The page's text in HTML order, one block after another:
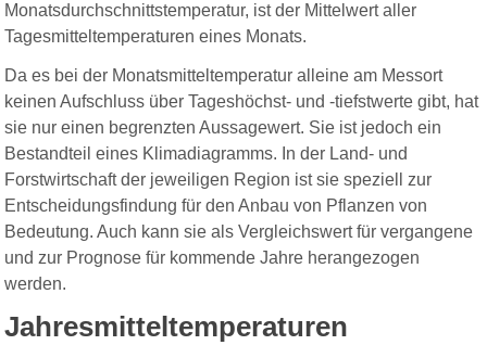
Monatsdurchschnittstemperatur, ist der Mittelwert aller
Tagesmitteltemperaturen eines Monats.
Da es bei der Monatsmitteltemperatur alleine am Messort
keinen Aufschluss über Tageshöchst- und -tiefstwerte gibt, hat
sie nur einen begrenzten Aussagewert. Sie ist jedoch ein
Bestandteil eines Klimadiagramms. In der Land- und
Forstwirtschaft der jeweiligen Region ist sie speziell zur
Entscheidungsfindung für den Anbau von Pflanzen von
Bedeutung. Auch kann sie als Vergleichswert für vergangene
und zur Prognose für kommende Jahre herangezogen
werden.
Jahresmitteltemperaturen